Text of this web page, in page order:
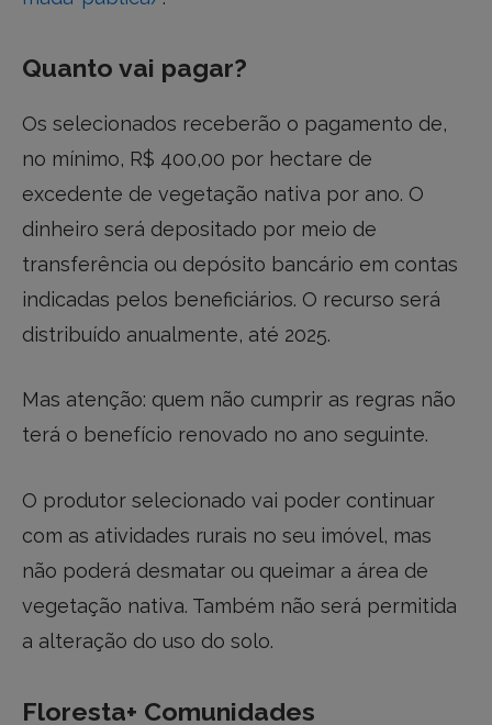
Quanto vai pagar?
Os selecionados receberão o pagamento de,
no mínimo, R$ 400,00 por hectare de
excedente de vegetação nativa por ano. O
dinheiro será depositado por meio de
transferência ou depósito bancário em contas
indicadas pelos beneficiários. O recurso será
distribuído anualmente, até 2025.
Mas atenção: quem não cumprir as regras não
terá o benefício renovado no ano seguinte.
O produtor selecionado vai poder continuar
com as atividades rurais no seu imóvel, mas
não poderá desmatar ou queimar a área de
vegetação nativa. Também não será permitida
a alteração do uso do solo.
Floresta+ Comunidades